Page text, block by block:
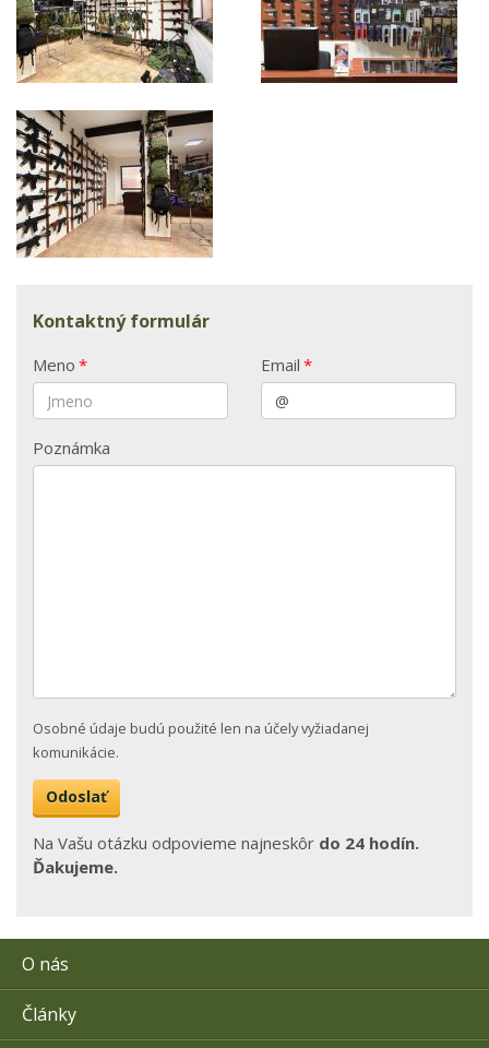
Kontaktný formulár
Meno * Email *
Poznámka
Osobné údaje budú použité len na účely vyžiadanej
komunikácie.
Na Vašu otázku odpovieme najneskôr do 24 hodín.
Ďakujeme.
O nás
Články